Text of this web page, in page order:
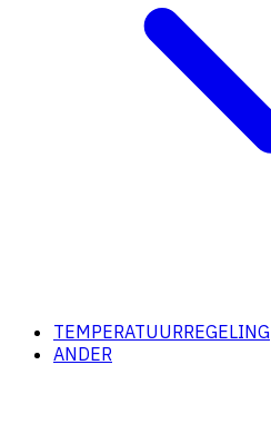
TEMPERATUURREGELING
ANDER